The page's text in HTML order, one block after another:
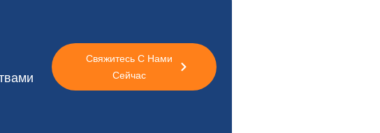
Свяжитесь С Нами
Сейчас